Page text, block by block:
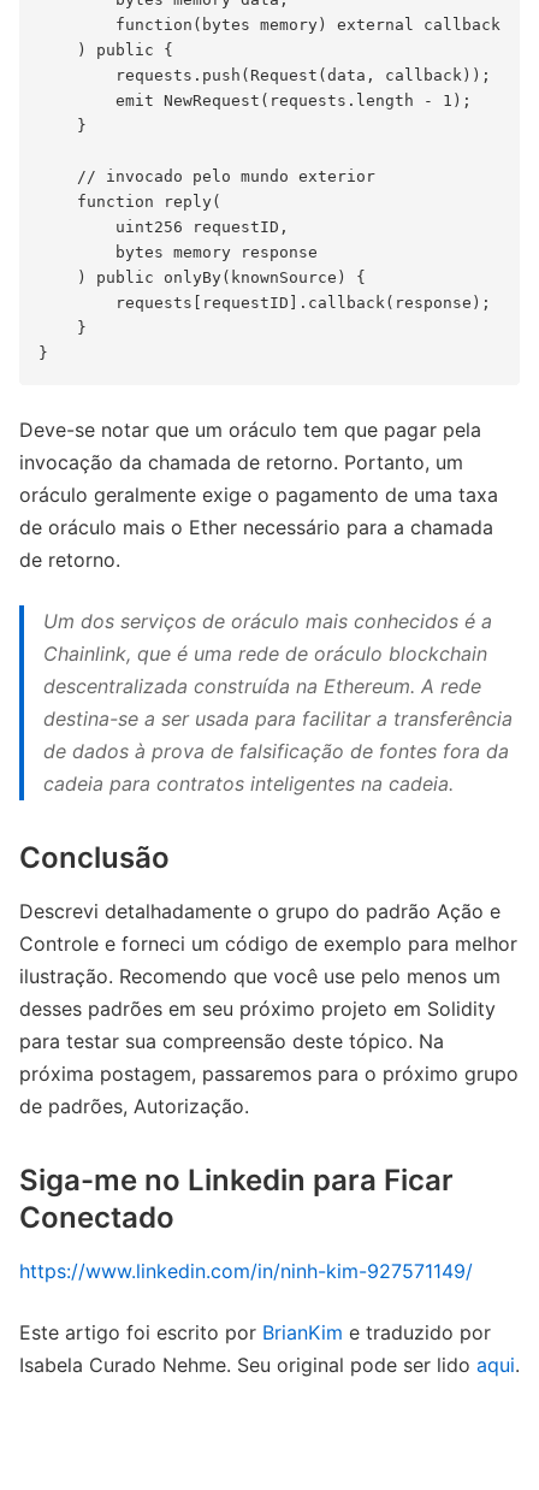
        function(bytes memory) external callback
    ) public {
        requests.push(Request(data, callback));
        emit NewRequest(requests.length - 1);
    }
    // invocado pelo mundo exterior
    function reply(
        uint256 requestID,
        bytes memory response
    ) public onlyBy(knownSource) {
        requests[requestID].callback(response);
    }
Deve-se notar que um oráculo tem que pagar pela
invocação da chamada de retorno. Portanto, um
oráculo geralmente exige o pagamento de uma taxa
de oráculo mais o Ether necessário para a chamada
de retorno.
Um dos serviços de oráculo mais conhecidos é a
Chainlink, que é uma rede de oráculo blockchain
descentralizada construída na Ethereum. A rede
destina-se a ser usada para facilitar a transferência
de dados à prova de falsificação de fontes fora da
cadeia para contratos inteligentes na cadeia.
Conclusão
Descrevi detalhadamente o grupo do padrão Ação e
Controle e forneci um código de exemplo para melhor
ilustração. Recomendo que você use pelo menos um
desses padrões em seu próximo projeto em Solidity
para testar sua compreensão deste tópico. Na
próxima postagem, passaremos para o próximo grupo
de padrões, Autorização.
Siga-me no Linkedin para Ficar
Conectado
https://www.linkedin.com/in/ninh-kim-927571149/
Este artigo foi escrito por BrianKim e traduzido por
Isabela Curado Nehme. Seu original pode ser lido aqui.